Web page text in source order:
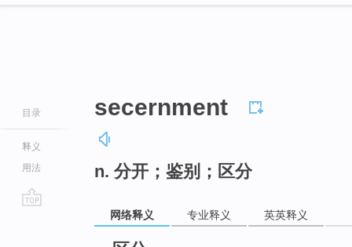
目录
释义
用法
secernment
n. 分开；鉴别；区分
网络释义 专业释义 英英释义